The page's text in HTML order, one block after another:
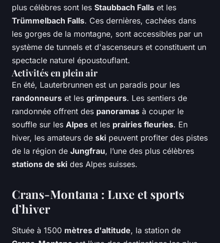
plus célèbres sont les Staubbach Falls et les
Trümmelbach Falls. Ces dernières, cachées dans
les gorges de la montagne, sont accessibles par un
système de tunnels et d'ascenseurs et constituent un
spectacle naturel époustouflant.
Activités en plein air
En été, Lauterbrunnen est un paradis pour les
randonneurs et les grimpeurs. Les sentiers de
randonnée offrent des panoramas à couper le
souffle sur les Alpes et les prairies fleuries. En
hiver, les amateurs de ski peuvent profiter des pistes
de la région de Jungfrau, l’une des plus célèbres
stations de ski des Alpes suisses.
Crans-Montana : Luxe et sports
d’hiver
Située à 1500 mètres d'altitude, la station de